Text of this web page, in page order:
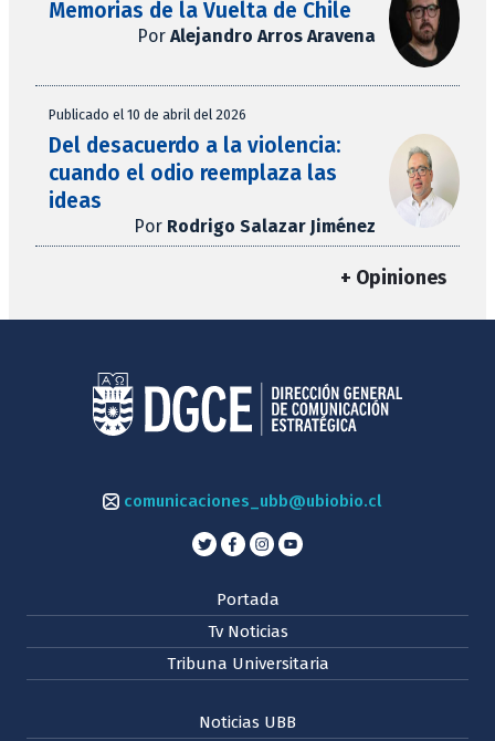
Memorias de la Vuelta de Chile
Por Alejandro Arros Aravena
Publicado el 10 de abril del 2026
Del desacuerdo a la violencia:
cuando el odio reemplaza las
ideas
Por Rodrigo Salazar Jiménez
+ Opiniones
comunicaciones_ubb@ubiobio.cl
Portada
Tv Noticias
Tribuna Universitaria
Noticias UBB